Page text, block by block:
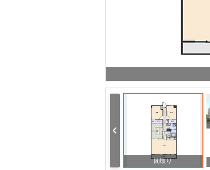
間取り